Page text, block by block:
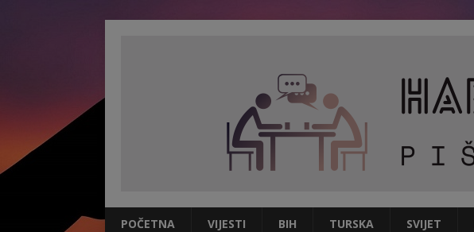
POČETNA VIJESTI BIH TURSKA SVIJET